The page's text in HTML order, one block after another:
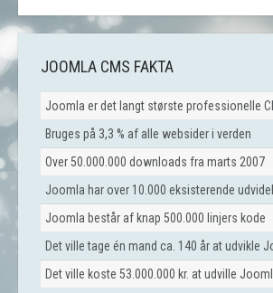
JOOMLA CMS FAKTA
Joomla er det langt største professionelle
Bruges på 3,3 % af alle websider i verden
Over 50.000.000 downloads fra marts 2007
Joomla har over 10.000 eksisterende
Joomla består af knap 500.000 linjers kode
Det ville tage én mand ca. 140 år at udvikle
Det ville koste 53.000.000 kr. at udville